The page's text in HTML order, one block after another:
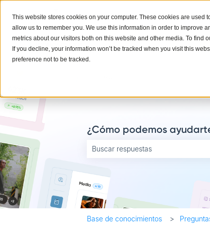
This website stores cookies on your computer. These cookies are
allow us to remember you. We use this information in order to improve
metrics about our visitors both on this website and other media. To find
If you decline, your information won’t be tracked when you visit this
preference not to be tracked.
¿Cómo podemos
Base de conocimientos